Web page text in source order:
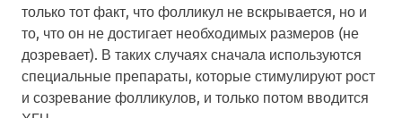
только тот факт, что фолликул не вскрывается, но и
то, что он не достигает необходимых размеров (не
дозревает). В таких случаях сначала используются
специальные препараты, которые стимулируют рост
и созревание фолликулов, и только потом вводится